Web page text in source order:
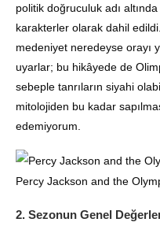
politik doğruculuk adı
karakterler olarak dahil edildi
medeniyet neredeyse orayı
uyarlar; bu hikâyede de
sebeple tanrıların siyahi
mitolojiden bu kadar
edemiyorum
Percy Jackson and the
2. Sezonun Genel